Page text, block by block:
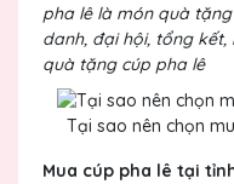
pha lê là món quà
danh, đại hội, tổng
quà tặng cúp pha lê
Tại sao nên chọn
Mua cúp pha lê tại